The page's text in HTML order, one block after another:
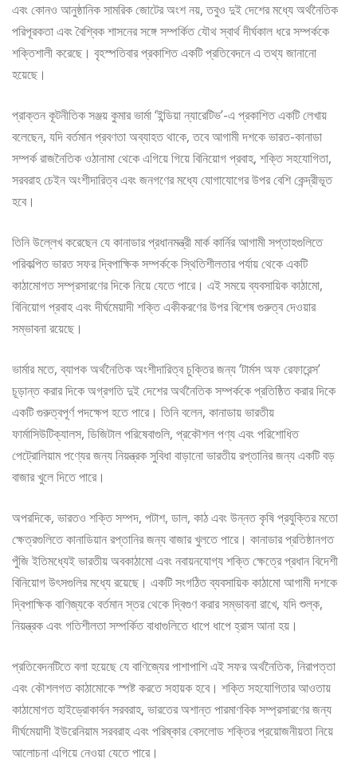
এবং কোনও আনুষ্ঠানিক সামরিক জোটের অংশ নয়, তবুও দুই দেশের মধ্যে অর্থনৈতিক
পরিপূরকতা এবং বৈশ্বিক শাসনের সঙ্গে সম্পর্কিত যৌথ স্বার্থ দীর্ঘকাল ধরে সম্পর্ককে
শক্তিশালী করেছে। বৃহস্পতিবার প্রকাশিত একটি প্রতিবেদনে এ তথ্য জানানো
হয়েছে।
প্রাক্তন কূটনীতিক সঞ্জয় কুমার ভার্মা ‘ইন্ডিয়া ন্যারেটিভ’-এ প্রকাশিত একটি লেখায়
বলেছেন, যদি বর্তমান প্রবণতা অব্যাহত থাকে, তবে আগামী দশকে ভারত-কানাডা
সম্পর্ক রাজনৈতিক ওঠানামা থেকে এগিয়ে গিয়ে বিনিয়োগ প্রবাহ, শক্তি সহযোগিতা,
সরবরাহ চেইন অংশীদারিত্ব এবং জনগণের মধ্যে যোগাযোগের উপর বেশি কেন্দ্রীভূত
হবে।
তিনি উল্লেখ করেছেন যে কানাডার প্রধানমন্ত্রী মার্ক কার্নির আগামী সপ্তাহগুলিতে
পরিকল্পিত ভারত সফর দ্বিপাক্ষিক সম্পর্ককে স্থিতিশীলতার পর্যায় থেকে একটি
কাঠামোগত সম্প্রসারণের দিকে নিয়ে যেতে পারে। এই সময়ে ব্যবসায়িক কাঠামো,
বিনিয়োগ প্রবাহ এবং দীর্ঘমেয়াদী শক্তি একীকরণের উপর বিশেষ গুরুত্ব দেওয়ার
সম্ভাবনা রয়েছে।
ভার্মার মতে, ব্যাপক অর্থনৈতিক অংশীদারিত্ব চুক্তির জন্য ‘টার্মস অফ রেফারেন্স’
চূড়ান্ত করার দিকে অগ্রগতি দুই দেশের অর্থনৈতিক সম্পর্ককে প্রতিষ্ঠিত করার দিকে
একটি গুরুত্বপূর্ণ পদক্ষেপ হতে পারে। তিনি বলেন, কানাডায় ভারতীয়
ফার্মাসিউটিক্যালস, ডিজিটাল পরিষেবাগুলি, প্রকৌশল পণ্য এবং পরিশোধিত
পেট্রোলিয়াম পণ্যের জন্য নিয়ন্ত্রক সুবিধা বাড়ানো ভারতীয় রপ্তানির জন্য একটি বড়
বাজার খুলে দিতে পারে।
অপরদিকে, ভারতও শক্তি সম্পদ, পটাশ, ডাল, কাঠ এবং উন্নত কৃষি প্রযুক্তির মতো
ক্ষেত্রগুলিতে কানাডিয়ান রপ্তানির জন্য বাজার খুলতে পারে। কানাডার প্রতিষ্ঠানগত
পুঁজি ইতিমধ্যেই ভারতীয় অবকাঠামো এবং নবায়নযোগ্য শক্তি ক্ষেত্রে প্রধান বিদেশী
বিনিয়োগ উৎসগুলির মধ্যে রয়েছে। একটি সংগঠিত ব্যবসায়িক কাঠামো আগামী দশকে
দ্বিপাক্ষিক বাণিজ্যকে বর্তমান স্তর থেকে দ্বিগুণ করার সম্ভাবনা রাখে, যদি শুল্ক,
নিয়ন্ত্রক এবং গতিশীলতা সম্পর্কিত বাধাগুলিতে ধাপে ধাপে হ্রাস আনা হয়।
প্রতিবেদনটিতে বলা হয়েছে যে বাণিজ্যের পাশাপাশি এই সফর অর্থনৈতিক, নিরাপত্তা
এবং কৌশলগত কাঠামোকে স্পষ্ট করতে সহায়ক হবে। শক্তি সহযোগিতার আওতায়
কাঠামোগত হাইড্রোকার্বন সরবরাহ, ভারতের অশান্ত পারমাণবিক সম্প্রসারণের জন্য
দীর্ঘমেয়াদী ইউরেনিয়াম সরবরাহ এবং পরিষ্কার বেসলোড শক্তির প্রয়োজনীয়তা নিয়ে
আলোচনা এগিয়ে নেওয়া যেতে পারে।